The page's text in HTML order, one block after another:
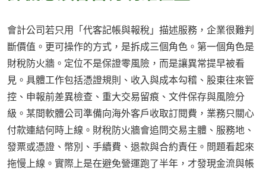
會計公司若只用「代客記帳與報稅」描述服務，企業很難判
斷價值。更可操作的方式，是拆成三個角色。第一個角色是
財稅防火牆。定位不是保證零風險，而是讓異常提早被看
見。具體工作包括憑證規則、收入與成本勾稽、股東往來管
控、申報前差異檢查、重大交易留痕、文件保存與風險分
級。某間軟體公司準備向海外客戶收取訂閱費，業務只關心
付款連結何時上線。財稅防火牆會追問交易主體、服務地、
發票或憑證、幣別、手續費、退款與合約責任。問題看起來
拖慢上線。實際上是在避免營運跑了半年，才發現金流與帳